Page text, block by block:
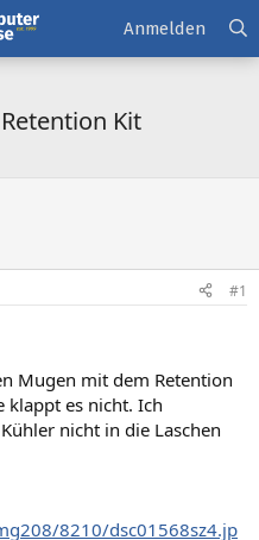
Anmelden
Kit
#1
Mugen mit dem Retention
klappt es nicht. Ich
nicht in die Laschen
8210/dsc01568sz4.jp